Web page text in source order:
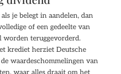
je belegt in aandelen, dan
of een gedeelte van
worden teruggevorderd.
krediet herziet Deutsche
waardeschommelingen van
waar alles draait om het